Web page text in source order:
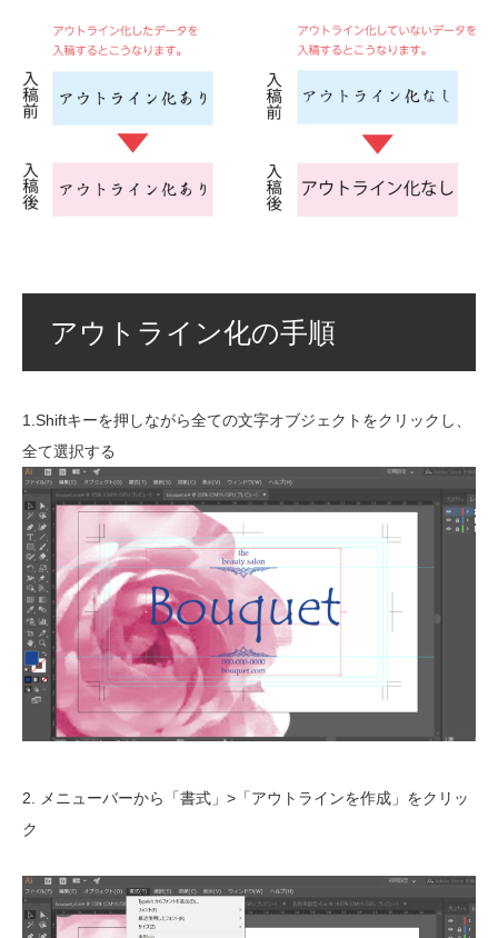
アウトライン化の手順
1.Shiftキーを押しながら全ての文字オブジェクトをクリックし、
全て選択する
2. メニューバーから「書式」>「アウトラインを作成」をクリッ
ク